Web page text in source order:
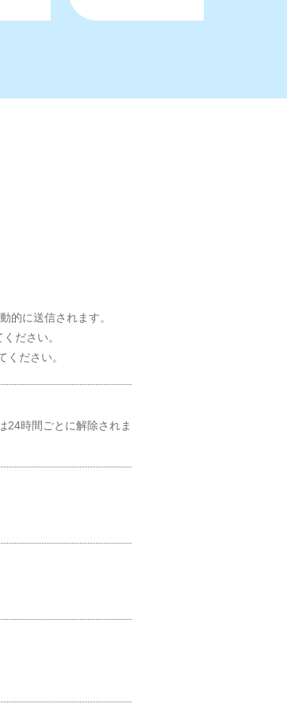
的に送信されます。
ださい。
ださい。
24時間ごとに解除されま